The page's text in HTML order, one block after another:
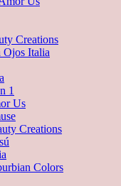
Creations
Ojos Italia
1
Us
Creations
Colors